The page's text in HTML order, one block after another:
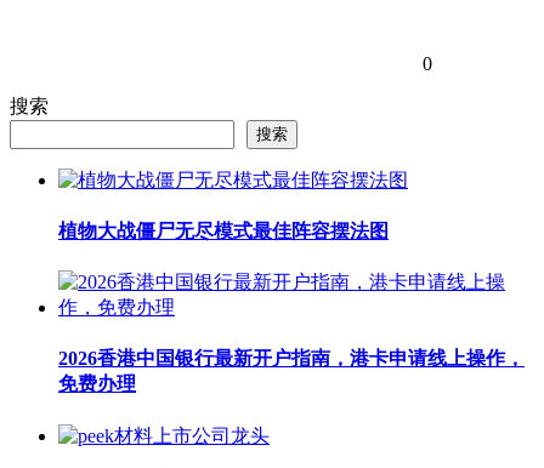
0
搜索
搜索
植物大战僵尸无尽模式最佳阵容摆法图
2026香港中国银行最新开户指南，港卡申请线上操作，
免费办理